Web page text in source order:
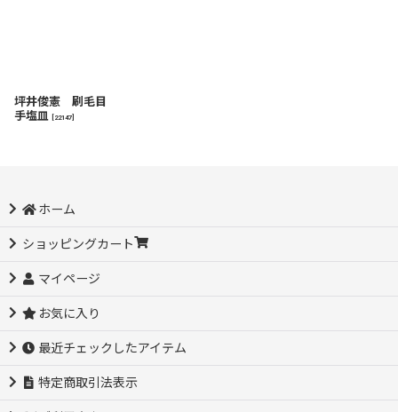
坪井俊憲 刷毛目
手塩皿
22147
ホーム
ショッピングカート
マイページ
お気に入り
最近チェックしたアイテム
特定商取引法表示